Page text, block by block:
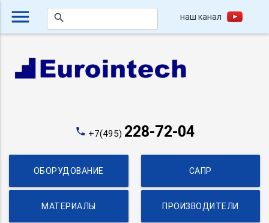
menu search наш канал
phone +7(495) 228-72-04
ОБОРУДОВАНИЕ САПР
МАТЕРИАЛЫ ПРОИЗВОДИТЕЛИ